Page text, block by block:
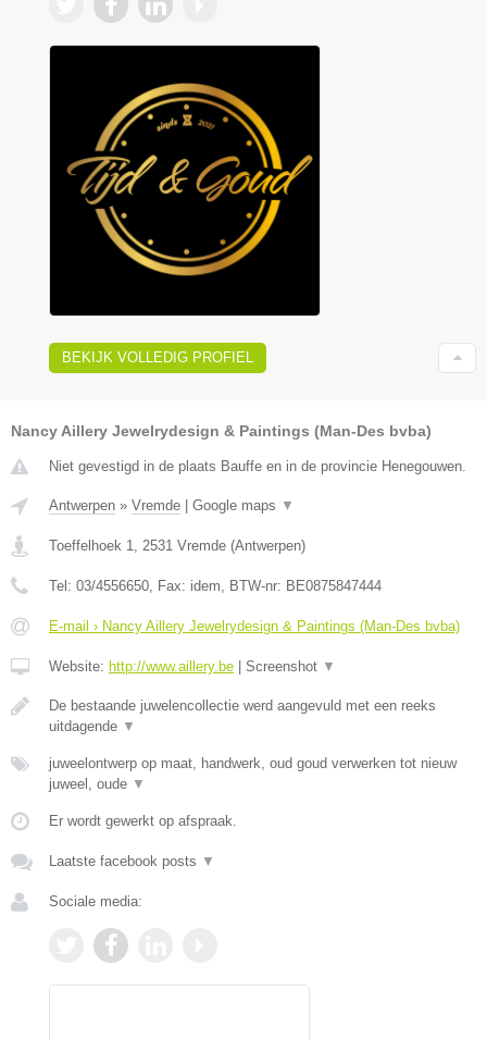
BEKIJK VOLLEDIG PROFIEL
Nancy Aillery Jewelrydesign & Paintings (Man-Des bvba)
Niet gevestigd in de plaats Bauffe en in de provincie Henegouwen.
Antwerpen » Vremde | Google maps ▼
Toeffelhoek 1 2531 Vremde (Antwerpen)
Tel: 03/4556650 , Fax: idem , BTW-nr: BE0875847444
E-mail › Nancy Aillery Jewelrydesign & Paintings (Man-Des bvba)
Website: http://www.aillery.be | Screenshot ▼
De bestaande juwelencollectie werd aangevuld met een reeks
uitdagende ▼
juweelontwerp op maat, handwerk, oud goud verwerken tot nieuw
juweel, oude ▼
Er wordt gewerkt op afspraak.
Laatste facebook posts ▼
Sociale media: